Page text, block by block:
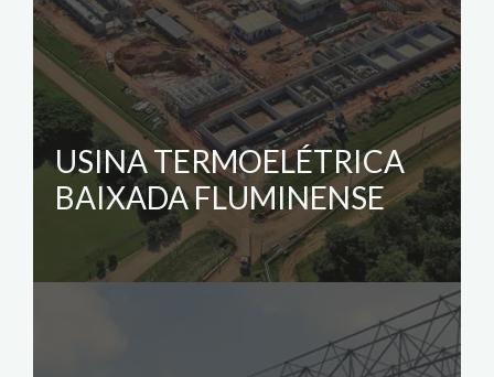
USINA TERMOELÉTRICA
BAIXADA FLUMINENSE